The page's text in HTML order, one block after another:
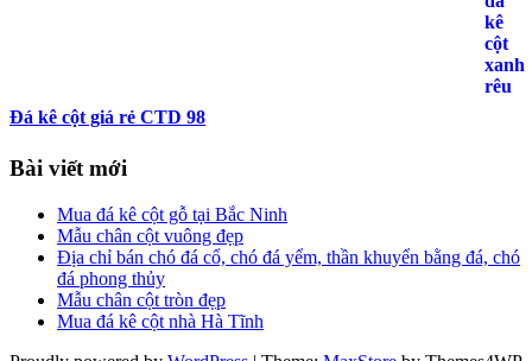
Đá kê cột giá rẻ CTD 98
Bài viết mới
Mua đá kê cột gỗ tại Bắc Ninh
Mẫu chân cột vuông đẹp
Địa chỉ bán chó đá cổ, chó đá yểm, thần khuyển bằng đá, chó
đá phong thủy
Mẫu chân cột tròn đẹp
Mua đá kê cột nhà Hà Tĩnh